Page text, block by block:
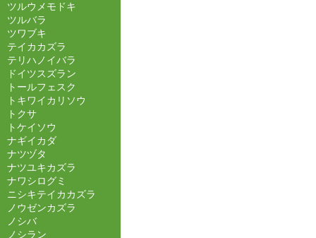
ツルウメモドキ
ツルバラ
ツワブキ
テイカカズラ
テリハノイバラ
ドイツスズラン
トールフェスク
トキワイカリソウ
トクサ
トケイソウ
ナギイカダ
ナツヅタ
ナツユキカズラ
ナワシログミ
ニシキテイカカズラ
ノウゼンカズラ
ノシバ
ノシラン